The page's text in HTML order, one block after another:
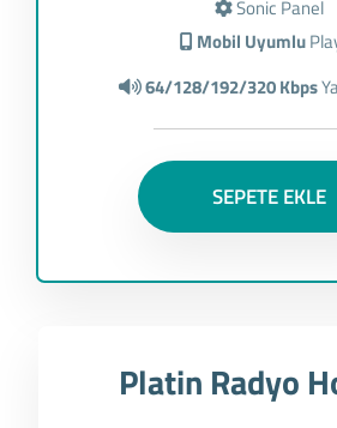
Sonic Panel
Mobil Uyumlu
64/128/192/320 Kbps
SEPETE EKLE
Platin Radyo